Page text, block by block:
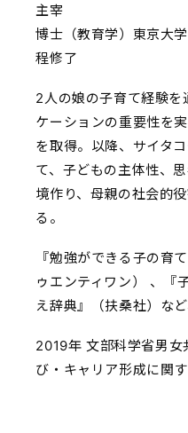
主宰
博士（教育学）東京大
程修了
2人の娘の子育て経験を
ケーションの重要性を
を取得。以降、サイタ
て、子どもの主体性、
境作り、母親の社会的
る。
『勉強ができる子の育
ゥエンティワン） 、『
え辞典』（扶桑社）など
2019年 文部科学省男女
び・キャリア形成に関